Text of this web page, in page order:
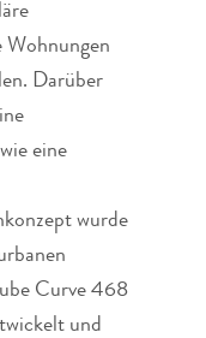
Wohnungen
Darüber
eine
wurde
Curve 468
und